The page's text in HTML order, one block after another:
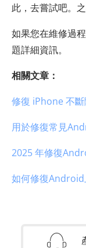
此，去嘗試吧。
如果您在維修過
題詳細資訊。
相關文章：
修復 iPhone 不斷
用於修復常見
2025 年修復
如何修復Android